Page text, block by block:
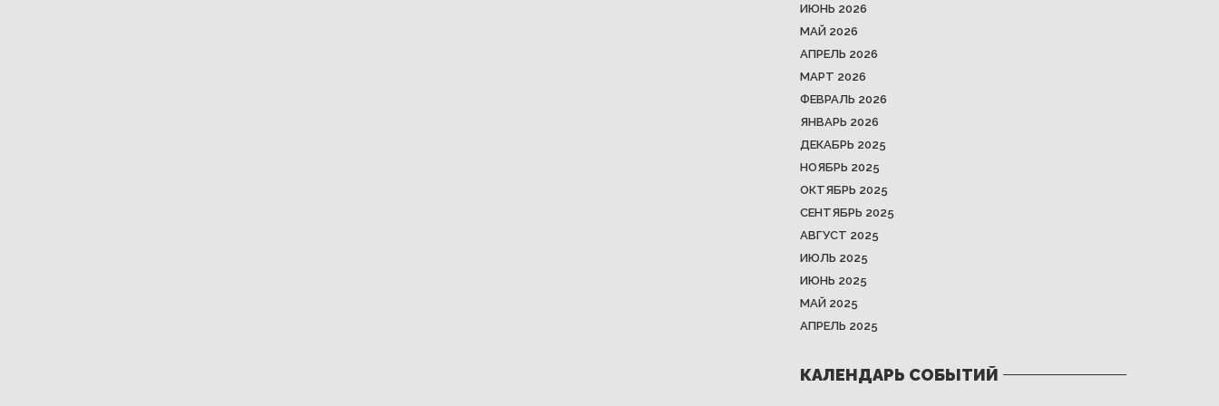
ИЮНЬ 2026
МАЙ 2026
АПРЕЛЬ 2026
МАРТ 2026
ФЕВРАЛЬ 2026
ЯНВАРЬ 2026
ДЕКАБРЬ 2025
НОЯБРЬ 2025
ОКТЯБРЬ 2025
СЕНТЯБРЬ 2025
АВГУСТ 2025
ИЮЛЬ 2025
ИЮНЬ 2025
МАЙ 2025
АПРЕЛЬ 2025
КАЛЕНДАРЬ СОБЫТИЙ